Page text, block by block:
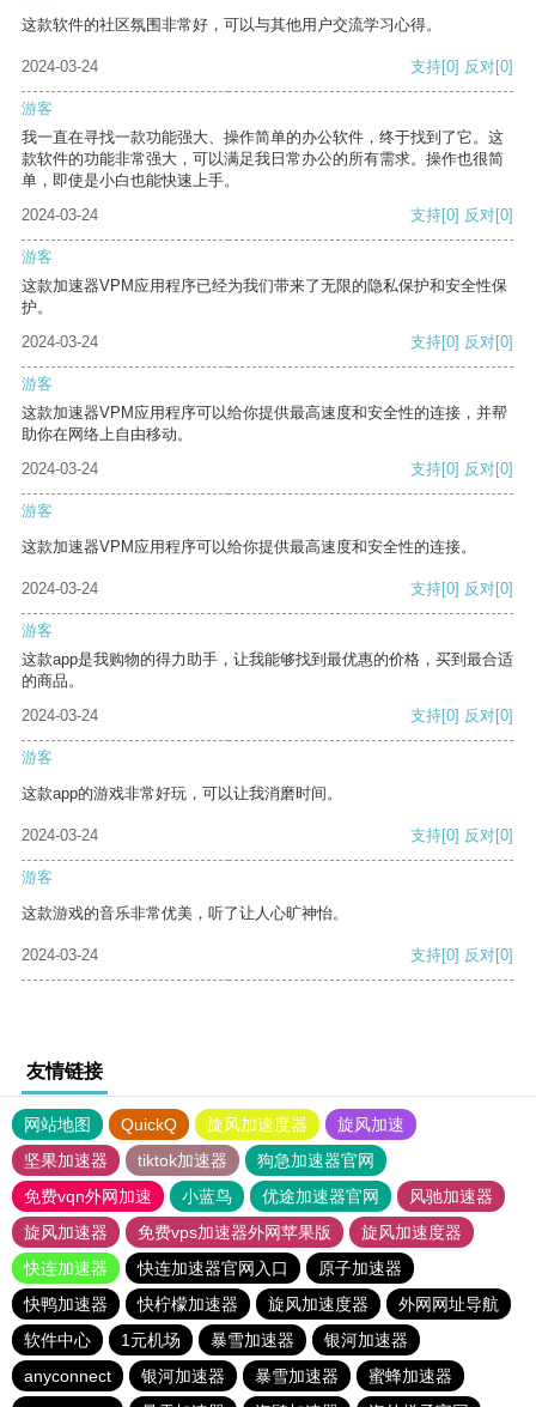
这款软件的社区氛围非常好，可以与其他用户交流学习心得。
2024-03-24 支持[0] 反对[0]
游客
我一直在寻找一款功能强大、操作简单的办公软件，终于找到了它。这
款软件的功能非常强大，可以满足我日常办公的所有需求。操作也很简
单，即使是小白也能快速上手。
2024-03-24
支持[0] 反对[0]
游客
这款加速器VPM应用程序已经为我们带来了无限的隐私保护和安全性保
护。
2024-03-24
支持[0] 反对[0]
游客
这款加速器VPM应用程序可以给你提供最高速度和安全性的连接，并帮
助你在网络上自由移动。
2024-03-24
支持[0] 反对[0]
游客
这款加速器VPM应用程序可以给你提供最高速度和安全性的连接。
2024-03-24 支持[0] 反对[0]
游客
这款app是我购物的得力助手，让我能够找到最优惠的价格，买到最合适
的商品。
2024-03-24
支持[0] 反对[0]
游客
这款app的游戏非常好玩，可以让我消磨时间。
2024-03-24 支持[0] 反对[0]
游客
这款游戏的音乐非常优美，听了让人心旷神怡。
2024-03-24 支持[0] 反对[0]
友情链接
网站地图 QuickQ 旋风加速度器
旋风加速
坚果加速器
tiktok加速器
狗急加速器官网
免费vqn外网加速
小蓝鸟 优途加速器官网
风驰加速器
旋风加速器
免费vps加速器外网苹果版
旋风加速度器
快连加速器
快连加速器官网入口
原子加速器
快鸭加速器
快柠檬加速器 旋风加速度器
外网网址导航
软件中心
1元机场 暴雪加速器
银河加速器
anyconnect
银河加速器 暴雪加速器
蜜蜂加速器